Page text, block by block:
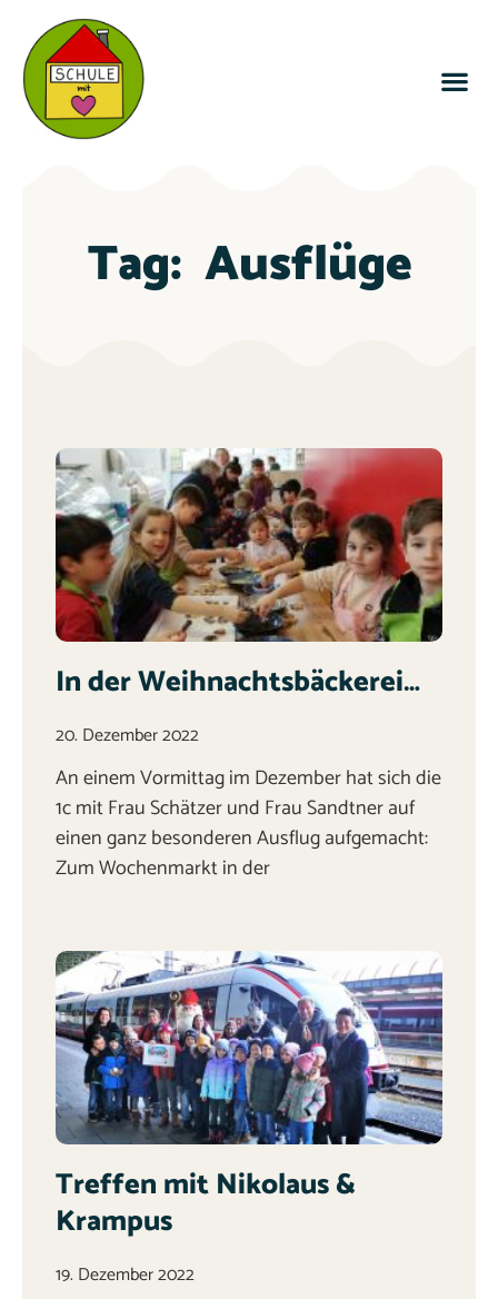
Tag: Ausflüge
In der Weihnachtsbäckerei…
20. Dezember 2022
An einem Vormittag im Dezember hat sich die
1c mit Frau Schätzer und Frau Sandtner auf
einen ganz besonderen Ausflug aufgemacht:
Zum Wochenmarkt in der
Treffen mit Nikolaus &
Krampus
19. Dezember 2022